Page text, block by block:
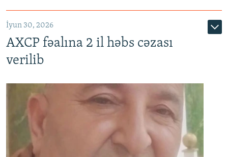
İyun 30, 2026
AXCP fəalına 2 il həbs cəzası
verilib